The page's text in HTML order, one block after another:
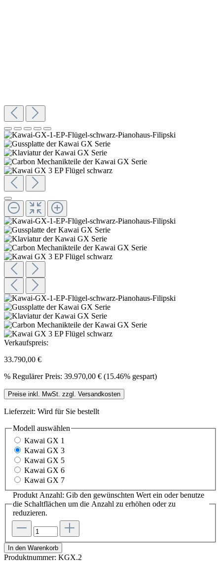
Verkaufspreis:
33.790,00 €
% Regulärer Preis: 39.970,00 € (15.46% gespart)
Preise inkl. MwSt. zzgl. Versandkosten
Lieferzeit: Wird für Sie bestellt
Modell auswählen
Kawai GX 1
Kawai GX 3
Kawai GX 5
Kawai GX 6
Kawai GX 7
Produkt Anzahl: Gib den gewünschten Wert ein oder benutze
die Schaltflächen um die Anzahl zu erhöhen oder zu
reduzieren.
In den Warenkorb
Produktnummer: KGX.2